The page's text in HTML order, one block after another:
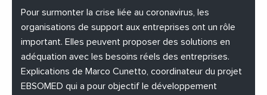
#PhotosEtVideos
Pour surmonter la crise liée au coronavirus, les
organisations de support aux entreprises ont un rôle
important. Elles peuvent proposer des solutions en
adéquation avec les besoins réels des entreprises.
Explications de Marco Cunetto, coordinateur du projet
EBSOMED qui a pour objectif le développement